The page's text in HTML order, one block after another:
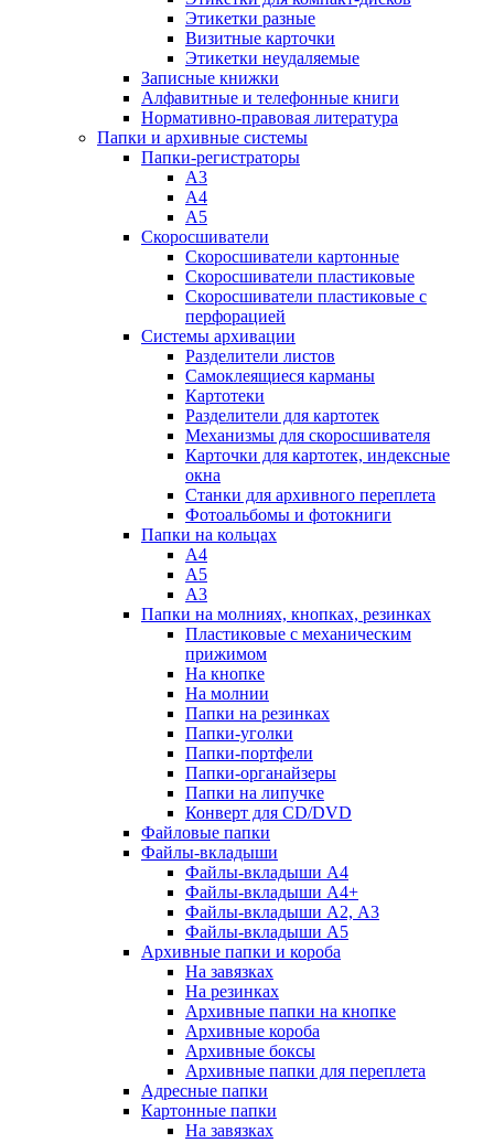
Этикетки разные
Визитные карточки
Этикетки неудаляемые
Записные книжки
Алфавитные и телефонные книги
Нормативно-правовая литература
Папки и архивные системы
Папки-регистраторы
А3
А4
А5
Скоросшиватели
Скоросшиватели картонные
Скоросшиватели пластиковые
Скоросшиватели пластиковые с
перфорацией
Системы архивации
Разделители листов
Самоклеящиеся карманы
Картотеки
Разделители для картотек
Механизмы для скоросшивателя
Карточки для картотек, индексные
окна
Станки для архивного переплета
Фотоальбомы и фотокниги
Папки на кольцах
А4
А5
А3
Папки на молниях, кнопках, резинках
Пластиковые с механическим
прижимом
На кнопке
На молнии
Папки на резинках
Папки-уголки
Папки-портфели
Папки-органайзеры
Папки на липучке
Конверт для CD/DVD
Файловые папки
Файлы-вкладыши
Файлы-вкладыши А4
Файлы-вкладыши А4+
Файлы-вкладыши А2, А3
Файлы-вкладыши А5
Архивные папки и короба
На завязках
На резинках
Архивные папки на кнопке
Архивные короба
Архивные боксы
Архивные папки для переплета
Адресные папки
Картонные папки
На завязках